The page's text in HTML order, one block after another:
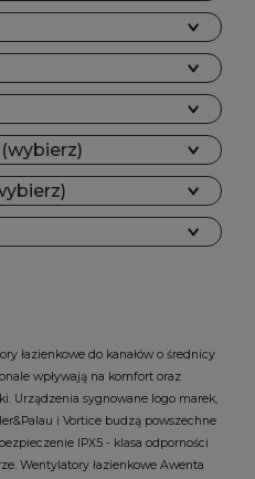
łazienkowe do kanałów o średnicy
wpływają na komfort oraz
Urządzenia sygnowane logo marek,
i Vortice budzą powszechne
IPX5 - klasa odporności
Wentylatory łazienkowe Awenta